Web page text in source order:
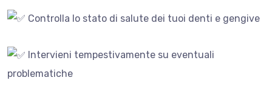
Controlla lo stato di salute dei tuoi denti e gengive
Intervieni tempestivamente su eventuali
problematiche